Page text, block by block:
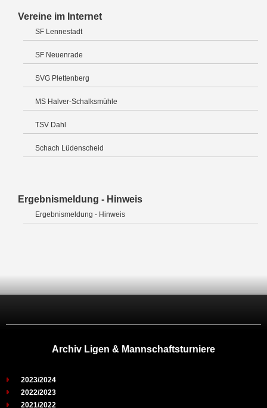
Vereine im Internet
SF Lennestadt
SF Neuenrade
SVG Plettenberg
MS Halver-Schalksmühle
TSV Dahl
Schach Lüdenscheid
Ergebnismeldung - Hinweis
Ergebnismeldung - Hinweis
Archiv Ligen & Mannschaftsturniere
2023/2024
2022/2023
2021/2022